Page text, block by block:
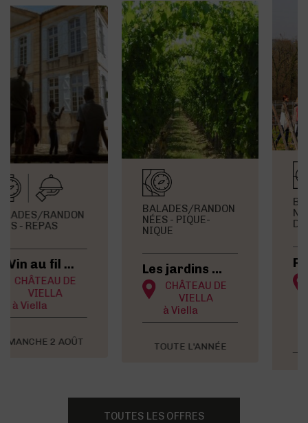
BALADES/RANDON
NÉES - PIQUE-
NIQUE
CHÂTEAU DE
TOUTE L'ANNÉE
BALADES/RANDON
NÉES -
DÉGUSTATION
CHÂTEAU
LAFFITTE-
Laguian
TOUTES LES OFFRES